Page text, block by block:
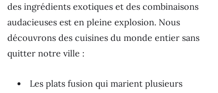
des ingrédients exotiques et des combinaisons
audacieuses est en pleine explosion. Nous
découvrons des cuisines du monde entier sans
quitter notre ville :
Les plats fusion qui marient plusieurs